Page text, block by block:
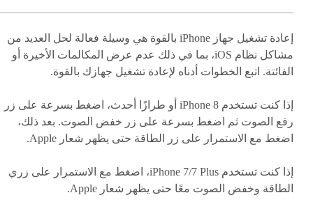
إعادة تشغيل جهاز iPhone بالقوة هي وسيلة فعالة لحل العديد من
مشاكل نظام iOS، بما في ذلك عدم عرض المكالمات الأخيرة أو
الفائتة. اتبع الخطوات أدناه لإعادة تشغيل جهازك بالقوة.
إذا كنت تستخدم iPhone 8 أو طرازًا أحدث، اضغط بسرعة على زر
رفع الصوت ثم اضغط بسرعة على زر خفض الصوت. بعد ذلك،
اضغط مع الاستمرار على زر الطاقة حتى يظهر شعار Apple.
إذا كنت تستخدم iPhone 7/7 Plus، اضغط مع الاستمرار على زري
الطاقة وخفض الصوت معًا حتى يظهر شعار Apple.